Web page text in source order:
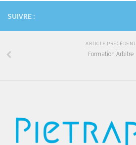
SUIVRE :
ARTICLE PRÉCÉDENT
Formation Arbitre